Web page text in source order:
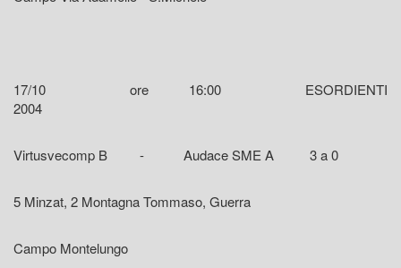
17/10 ore 16:00 ESORDIENTI
2004
Virtusvecomp B - Audace SME A 3 a 0
5 Minzat, 2 Montagna Tommaso, Guerra
Campo Montelungo